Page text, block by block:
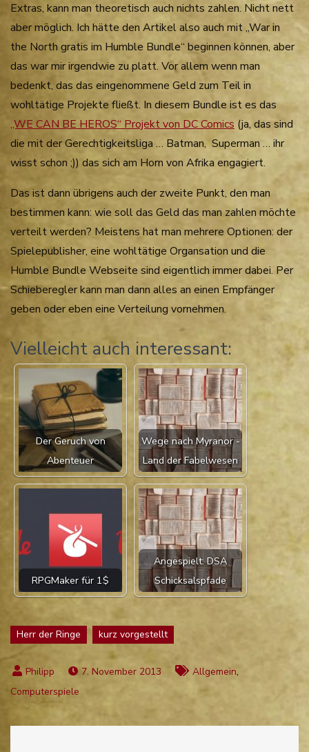
Extras, kann man theoretisch auch nichts zahlen. Nicht nett
aber möglich. Ich hätte den Artikel also auch mit „War in
the North gratis im Humble Bundle“ beginnen können, aber
das war mir irgendwie zu platt. Vor allem wenn man
bedenkt, das das eingenommene Geld zum Teil in
wohltätige Projekte fließt. In diesem Bundle ist es das
„WE CAN BE HEROS“ Projekt von DC Comics (ja, das sind
die mit der Gerechtigkeitsliga … Batman, Superman … ihr
wisst schon ;)) das sich am Horn von Afrika engagiert.
Das ist dann übrigens auch der zweite Punkt, den man
bestimmen kann: wie soll das Geld das man zahlen möchte
verteilt werden? Meistens hat man mehrere Optionen: der
Spielepublisher, eine wohltätige Organsation und die
Humble Bundle Webseite sind eigentlich immer dabei. Per
Schieberegler kann man dann alles an einen Empfänger
geben oder eben eine Verteilung vornehmen.
Vielleicht auch interessant:
Der Geruch von
Abenteuer
Wege nach Myranor -
Land der Fabelwesen
RPGMaker für 1$
Angespielt: DSA
Schicksalspfade
Herr der Ringe kurz vorgestellt
7. November 2013 Allgemein,
Computerspiele